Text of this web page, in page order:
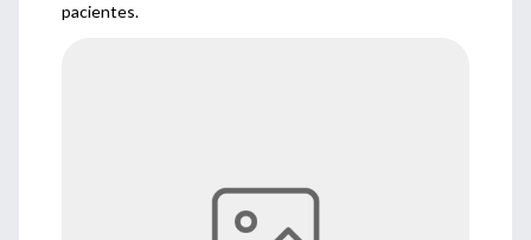
pacientes.